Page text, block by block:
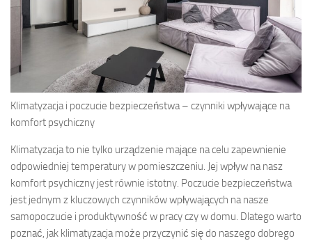
Klimatyzacja i poczucie bezpieczeństwa – czynniki wpływające na
komfort psychiczny
Klimatyzacja to nie tylko urządzenie mające na celu zapewnienie
odpowiedniej temperatury w pomieszczeniu. Jej wpływ na nasz
komfort psychiczny jest równie istotny. Poczucie bezpieczeństwa
jest jednym z kluczowych czynników wpływających na nasze
samopoczucie i produktywność w pracy czy w domu. Dlatego warto
poznać, jak klimatyzacja może przyczynić się do naszego dobrego